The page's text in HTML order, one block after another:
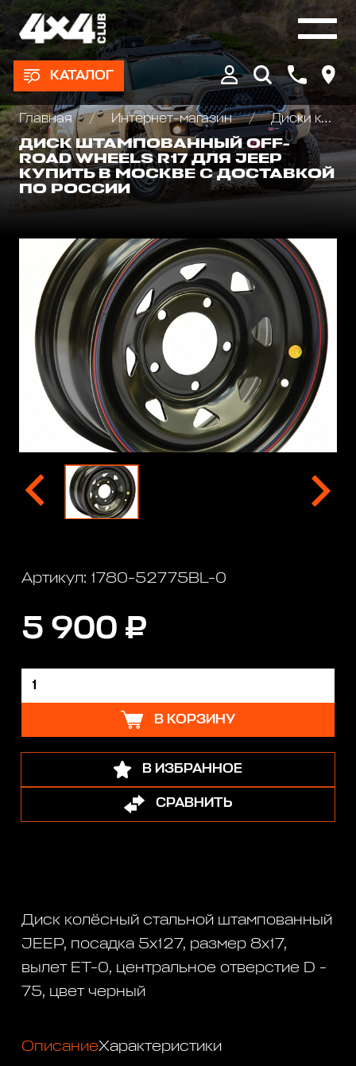
КАТАЛОГ
Главная Интернет-магазин
Диски колёсные, Проставки для изменения вылета
ДИСК ШТАМПОВАННЫЙ OFF-
ROAD WHEELS R17 ДЛЯ JEEP
КУПИТЬ В МОСКВЕ С ДОСТАВКОЙ
ПО РОССИИ
Артикул: 1780-52775BL-0
5 900 ₽
В КОРЗИНУ
В ИЗБРАННОЕ
СРАВНИТЬ
Диск колёсный стальной штампованный
JEEP, посадка 5x127, размер 8х17,
вылет ET-0, центральное отверстие D -
75, цвет черный
ОписаниеХарактеристики